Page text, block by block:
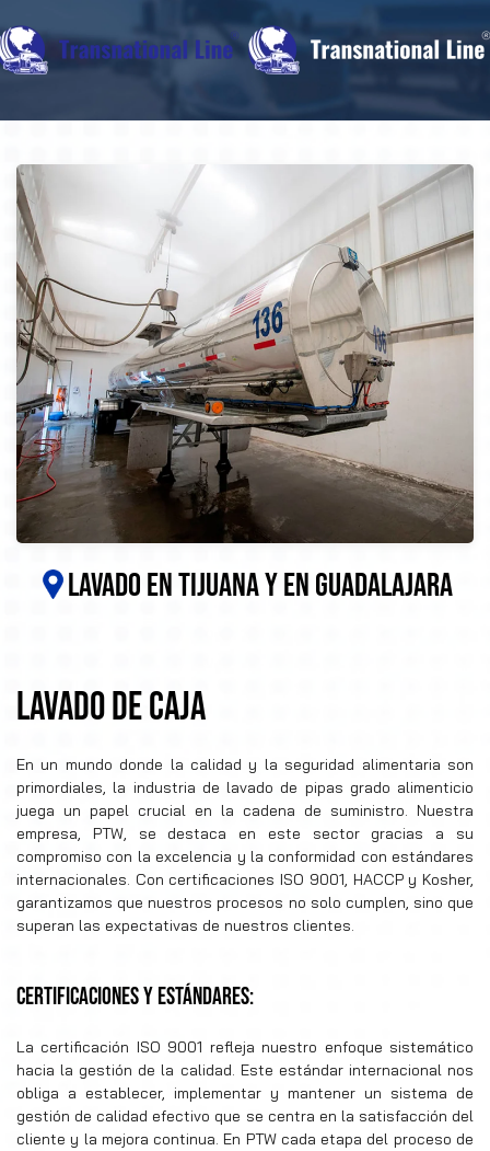
Skip to main content
LAVADO EN TIJUANA Y EN GUADALAJARA
LAVADO DE CAJA
En un mundo donde la calidad y la seguridad alimentaria son
primordiales, la industria de lavado de pipas grado alimenticio
juega un papel crucial en la cadena de suministro. Nuestra
empresa, PTW, se destaca en este sector gracias a su
compromiso con la excelencia y la conformidad con estándares
internacionales. Con certificaciones ISO 9001, HACCP y Kosher,
garantizamos que nuestros procesos no solo cumplen, sino que
superan las expectativas de nuestros clientes.
CERTIFICACIONES Y ESTÁNDARES:
La certificación ISO 9001 refleja nuestro enfoque sistemático
hacia la gestión de la calidad. Este estándar internacional nos
obliga a establecer, implementar y mantener un sistema de
gestión de calidad efectivo que se centra en la satisfacción del
cliente y la mejora continua. En PTW cada etapa del proceso de